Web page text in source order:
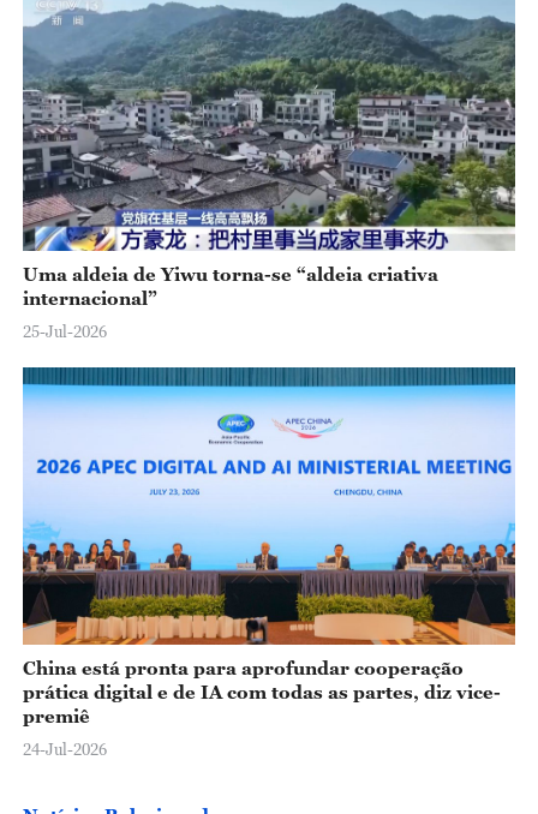
Uma aldeia de Yiwu torna-se “aldeia criativa
internacional”
25-Jul-2026
China está pronta para aprofundar cooperação
prática digital e de IA com todas as partes, diz vice-
premiê
24-Jul-2026